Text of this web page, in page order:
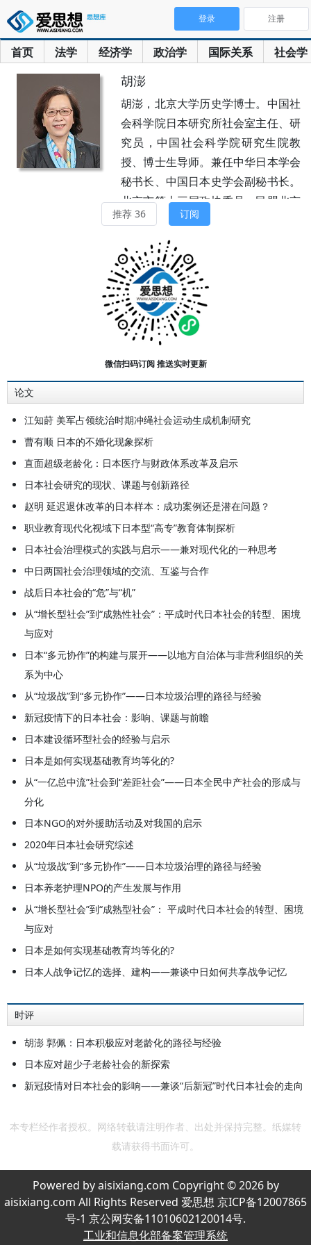
首页 法学 经济学 政治学 国际关系 社会学
登录 注册
胡澎
胡澎，北京大学历史学博士。中国社
会科学院日本研究所社会室主任、研
究员，中国社会科学院研究生院教
授、博士生导师。兼任中华日本学会
秘书长、中国日本史学会副秘书长。
北京市第十三届政协委员、民盟北京
市委第十二届委员。主要研究领域：
日本社会、日本近现代史。出版有专
著《战时体制下的日本妇女团体
（1931-1945）》《性别视角下的日
本妇女问题》『戦争体制下日本の女
性団体』（日本こぶし書房）。主编
有《东亚社会发展与女性参与》《平
成日本社会问题解析》《少子老龄化
会与家庭：中日政策与实践比较》
（副主编），另在《日本学刊》《日
坛》等刊物发表学术论文数十篇。
推荐 36 订阅
微信扫码订阅 推送实时更新
论文
江知莳 美军占领统治时期冲绳社会运动生成机制研究
曹有顺 日本的不婚化现象探析
直面超级老龄化：日本医疗与财政体系改革及启示
日本社会研究的现状、课题与创新路径
赵明 延迟退休改革的日本样本：成功案例还是潜在问题？
职业教育现代化视域下日本型“高专”教育体制探析
日本社会治理模式的实践与启示——兼对现代化的一种思考
中日两国社会治理领域的交流、互鉴与合作
战后日本社会的“危”与“机”
从“增长型社会”到“成熟性社会”：平成时代日本社会的转型、困境
与应对
日本“多元协作”的构建与展开——以地方自治体与非营利组织的关
系为中心
从“垃圾战”到“多元协作”——日本垃圾治理的路径与经验
新冠疫情下的日本社会：影响、课题与前瞻
日本建设循环型社会的经验与启示
日本是如何实现基础教育均等化的?
从“一亿总中流”社会到“差距社会”——日本全民中产社会的形成与
分化
日本NGO的对外援助活动及对我国的启示
2020年日本社会研究综述
从“垃圾战”到“多元协作”——日本垃圾治理的路径与经验
日本养老护理NPO的产生发展与作用
从“增长型社会”到“成熟型社会”： 平成时代日本社会的转型、困境
与应对
日本是如何实现基础教育均等化的?
日本人战争记忆的选择、建构——兼谈中日如何共享战争记忆
时评
胡澎 郭佩：日本积极应对老龄化的路径与经验
日本应对超少子老龄社会的新探索
新冠疫情对日本社会的影响——兼谈“后新冠”时代日本社会的走向
本专栏经作者授权。网络转载请注明作者、出处并保持完整。纸媒转
载请获得书面许可。
Powered by aisixiang.com Copyright © 2026 by
aisixiang.com All Rights Reserved 爱思想 京ICP备12007865
号-1 京公网安备11010602120014号.
工业和信息化部备案管理系统